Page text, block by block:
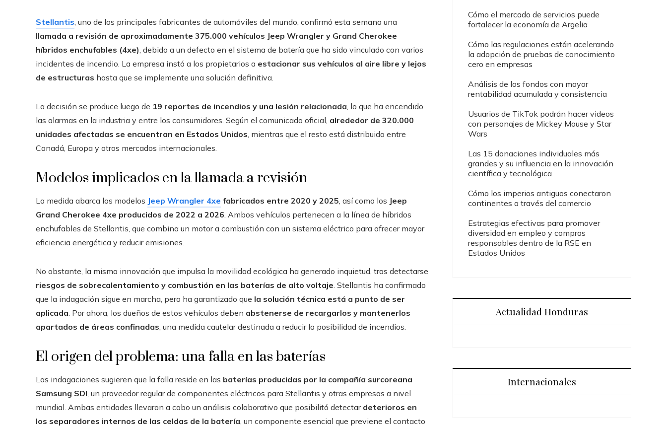
Stellantis, uno de los principales fabricantes de automóviles del mundo, confirmó esta semana una
llamada a revisión de aproximadamente 375.000 vehículos Jeep Wrangler y Grand Cherokee
híbridos enchufables (4xe), debido a un defecto en el sistema de batería que ha sido vinculado con varios
incidentes de incendio. La empresa instó a los propietarios a estacionar sus vehículos al aire libre y lejos
de estructuras hasta que se implemente una solución definitiva.
La decisión se produce luego de 19 reportes de incendios y una lesión relacionada, lo que ha encendido
las alarmas en la industria y entre los consumidores. Según el comunicado oficial, alrededor de 320.000
unidades afectadas se encuentran en Estados Unidos, mientras que el resto está distribuido entre
Canadá, Europa y otros mercados internacionales.
Modelos implicados en la llamada a revisión
La medida abarca los modelos Jeep Wrangler 4xe fabricados entre 2020 y 2025, así como los Jeep
Grand Cherokee 4xe producidos de 2022 a 2026. Ambos vehículos pertenecen a la línea de híbridos
enchufables de Stellantis, que combina un motor a combustión con un sistema eléctrico para ofrecer mayor
eficiencia energética y reducir emisiones.
No obstante, la misma innovación que impulsa la movilidad ecológica ha generado inquietud, tras detectarse
riesgos de sobrecalentamiento y combustión en las baterías de alto voltaje. Stellantis ha confirmado
que la indagación sigue en marcha, pero ha garantizado que la solución técnica está a punto de ser
aplicada. Por ahora, los dueños de estos vehículos deben abstenerse de recargarlos y mantenerlos
apartados de áreas confinadas, una medida cautelar destinada a reducir la posibilidad de incendios.
El origen del problema: una falla en las baterías
Las indagaciones sugieren que la falla reside en las baterías producidas por la compañía surcoreana
Samsung SDI, un proveedor regular de componentes eléctricos para Stellantis y otras empresas a nivel
mundial. Ambas entidades llevaron a cabo un análisis colaborativo que posibilitó detectar deterioros en
los separadores internos de las celdas de la batería, un componente esencial que previene el contacto
Cómo el mercado de servicios puede
fortalecer la economía de Argelia
Cómo las regulaciones están acelerando
la adopción de pruebas de conocimiento
cero en empresas
Análisis de los fondos con mayor
rentabilidad acumulada y consistencia
Usuarios de TikTok podrán hacer videos
con personajes de Mickey Mouse y Star
Wars
Las 15 donaciones individuales más
grandes y su influencia en la innovación
científica y tecnológica
Cómo los imperios antiguos conectaron
continentes a través del comercio
Estrategias efectivas para promover
diversidad en empleo y compras
responsables dentro de la RSE en
Estados Unidos
Actualidad Honduras
Internacionales